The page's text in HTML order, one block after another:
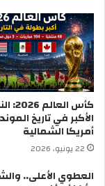
كأس
الأكبر في تاريخ
أمريكا الشمالية
22 يونيو، 2026
العطوي الأعلى..